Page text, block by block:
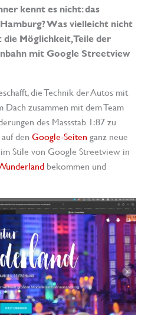
kennt es nicht: das
Was vielleicht nicht
Möglichkeit, Teile der
mit Google Streetview
die Technik der Autos mit
Dach zusammen mit dem Team
des Massstab 1:87 zu
den Google-Seiten ganz neue
Stile von Google Streetview in
bekommen und